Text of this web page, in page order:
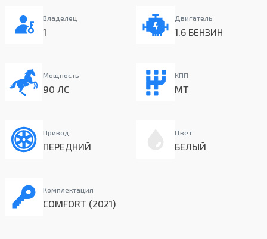
Владелец
1
Двигатель
1.6 БЕНЗИН
Мощность
90 ЛС
КПП
MT
Привод
ПЕРЕДНИЙ
Цвет
БЕЛЫЙ
Комплектация
COMFORT (2021)